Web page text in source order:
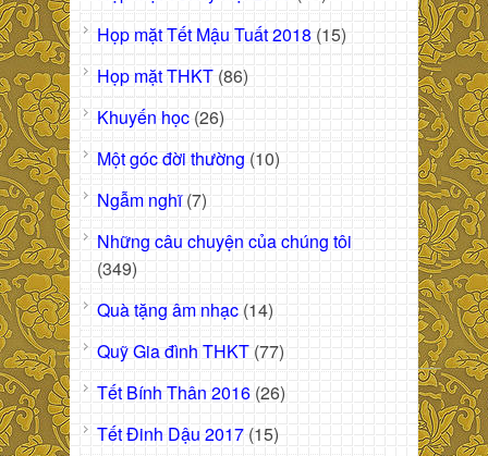
Họp mặt Tết Mậu Tuất 2018 (15)
Họp mặt THKT (86)
Khuyến học (26)
Một góc đời thường (10)
Ngẫm nghĩ(7)
Những câu chuyện của chúng tôi
(349)
Quà tặng âm nhạc (14)
Quỹ Gia đình THKT (77)
Tết Bính Thân 2016 (26)
Tết Đinh Dậu 2017 (15)